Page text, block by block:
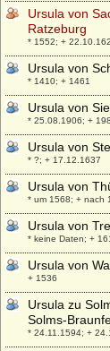
Ursula von
Ratzeburg
* 1552; +
Ursula von
* 1410; + 1461
Ursula von
* 25.08.1906; +
Ursula von
* ?; + 17.12.1637
Ursula von
* um 1568; + nach
Ursula von
* keine Daten; +
Ursula von
+ 1536
Ursula zu
Solms-
* 24.11.1594; +